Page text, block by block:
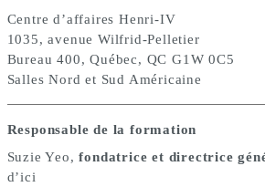
Centre d’affaires Henri-IV
1035, avenue Wilfrid-Pelletier
Bureau 400, Québec, QC G1W 0C5
Salles Nord et Sud Américaine
Responsable de la formation
Suzie Yeo,fondatrice et directrice
d’ici